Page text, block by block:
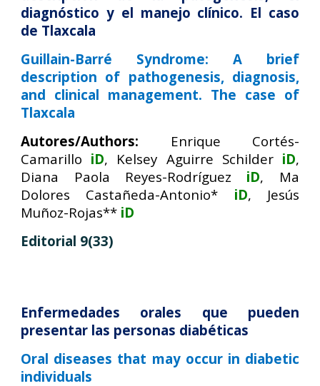
diagnóstico y el manejo clínico. El caso
de Tlaxcala
Guillain-Barré Syndrome: A brief
description of pathogenesis, diagnosis,
and clinical management. The case of
Tlaxcala
Autores/Authors: Enrique Cortés-
Camarillo iD, Kelsey Aguirre Schilder iD,
Diana Paola Reyes-Rodríguez
iD, Ma
Dolores Castañeda-Antonio*
iD, Jesús
Muñoz-Rojas** iD
Editorial 9(33)
Enfermedades orales que pueden
presentar las personas diabéticas
Oral diseases that may occur in diabetic
individuals